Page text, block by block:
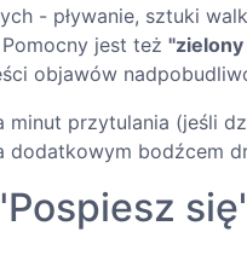
- pływanie, sztuki
jest też
objawów
minut przytulania (jeśli
dodatkowym bodźcem